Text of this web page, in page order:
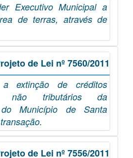
Executivo Municipal a
de terras, através de
de Lei nº 7560/2011
extinção de créditos
não tributários da
do Município de Santa
de Lei nº 7556/2011